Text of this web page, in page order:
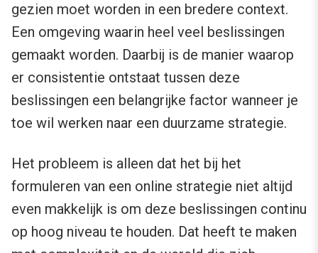
gezien moet worden in een bredere context.
Een omgeving waarin heel veel beslissingen
gemaakt worden. Daarbij is de manier waarop
er consistentie ontstaat tussen deze
beslissingen een belangrijke factor wanneer je
toe wil werken naar een duurzame strategie.
Het probleem is alleen dat het bij het
formuleren van een online strategie niet altijd
even makkelijk is om deze beslissingen continu
op hoog niveau te houden. Dat heeft te maken